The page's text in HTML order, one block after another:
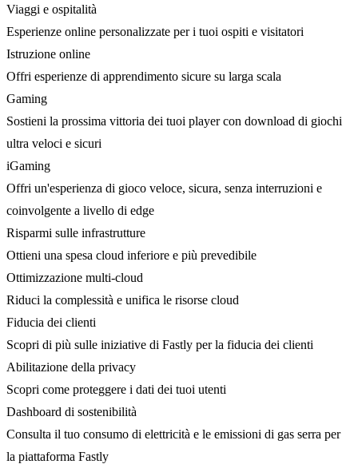
Viaggi e ospitalità
Esperienze online personalizzate per i tuoi ospiti e visitatori
Istruzione online
Offri esperienze di apprendimento sicure su larga scala
Gaming
Sostieni la prossima vittoria dei tuoi player con download di giochi
ultra veloci e sicuri
iGaming
Offri un'esperienza di gioco veloce, sicura, senza interruzioni e
coinvolgente a livello di edge
Risparmi sulle infrastrutture
Ottieni una spesa cloud inferiore e più prevedibile
Ottimizzazione multi-cloud
Riduci la complessità e unifica le risorse cloud
Fiducia dei clienti
Scopri di più sulle iniziative di Fastly per la fiducia dei clienti
Abilitazione della privacy
Scopri come proteggere i dati dei tuoi utenti
Dashboard di sostenibilità
Consulta il tuo consumo di elettricità e le emissioni di gas serra per
la piattaforma Fastly